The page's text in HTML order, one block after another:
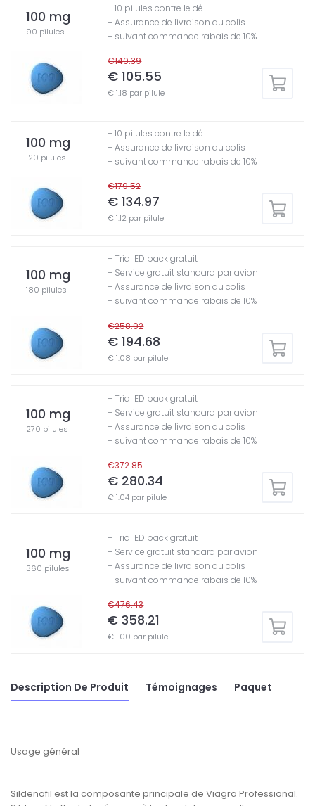
100 mg
90 pilules
€140.39
€ 105.55
€ 1.18 par pilule
+ 10 pilules contre le dé
+ Assurance de livraison du colis
+ suivant commande rabais de 10%
100 mg
120 pilules
€179.52
€ 134.97
€ 1.12 par pilule
+ 10 pilules contre le dé
+ Assurance de livraison du colis
+ suivant commande rabais de 10%
100 mg
180 pilules
€258.92
€ 194.68
€ 1.08 par pilule
+ Trial ED pack gratuit
+ Service gratuit standard par avion
+ Assurance de livraison du colis
+ suivant commande rabais de 10%
100 mg
270 pilules
€372.85
€ 280.34
€ 1.04 par pilule
+ Trial ED pack gratuit
+ Service gratuit standard par avion
+ Assurance de livraison du colis
+ suivant commande rabais de 10%
100 mg
360 pilules
€476.43
€ 358.21
€ 1.00 par pilule
+ Trial ED pack gratuit
+ Service gratuit standard par avion
+ Assurance de livraison du colis
+ suivant commande rabais de 10%
Description De Produit Témoignages Paquet
Usage général
Sildenafil est la composante principale de Viagra Professional.